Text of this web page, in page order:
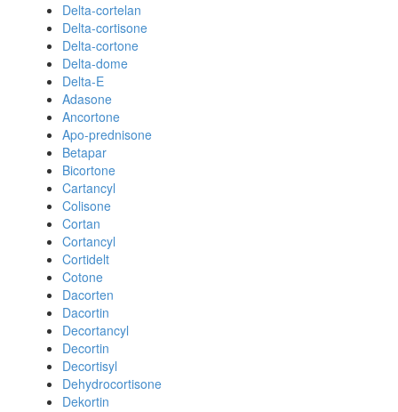
Delta-cortelan
Delta-cortisone
Delta-cortone
Delta-dome
Delta-E
Adasone
Ancortone
Apo-prednisone
Betapar
Bicortone
Cartancyl
Colisone
Cortan
Cortancyl
Cortidelt
Cotone
Dacorten
Dacortin
Decortancyl
Decortin
Decortisyl
Dehydrocortisone
Dekortin